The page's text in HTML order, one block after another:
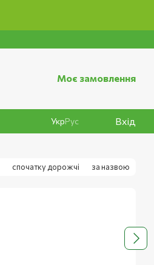
Моє замовлення
УкрРус Вхід
спочатку дорожчі за назвою